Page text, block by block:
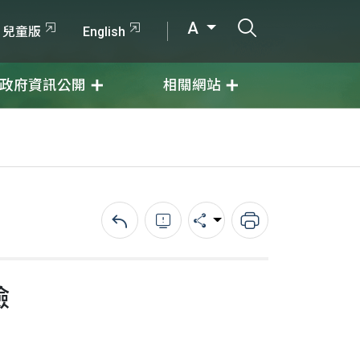
兒童版 English A
政府資訊公開 相關網站
回上一頁錯誤回報分享 列印